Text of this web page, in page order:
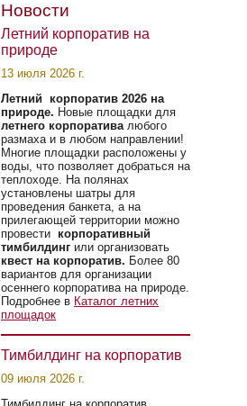
Новости
Летний корпоратив на
природе
13 июля 2026 г.
Летний корпоратив 2026 на
природе. Новые площадки для
летнего корпоративалюбого
размаха и в любом направлении!
Многие площадки расположены у
воды, что позволяет добраться на
теплоходе. На полянах
установлены шатры для
проведения банкета, а на
прилегающей территории можно
провести корпоративный
тимбилдинг или организовать
квест на корпоратив. Более 80
вариантов для организации
осеннего корпоратива на природе.
Подробнее в Каталог летних
площадок
Тимбилдинг на корпоратив
09 июля 2026 г.